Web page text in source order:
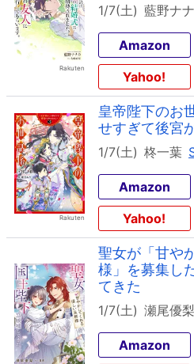
1/7(土) 藍野ナ
Amazon
Yahoo!
皇帝陛下のお
せすぎて後宮
1/7(土) 柊一葉
Amazon
Yahoo!
聖女が「甘や
様」を募集し
てきた
1/7(土) 瀬尾優梨
Amazon